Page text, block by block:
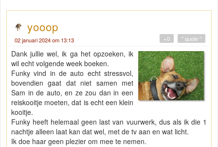
yooop
02 januari 2024 om 13:13 " quote "
+0
Dank jullie wel, ik ga het opzoeken, ik
wil echt volgende week boeken.
Funky vind in de auto echt stressvol,
bovendien gaat dat niet samen met
Sam in de auto, en ze zou dan in een
reiskooitje moeten, dat is echt een klein
kooitje.
Funky heeft helemaal geen last van vuurwerk, dus als ik die 1
nachtje alleen laat kan dat wel, met de tv aan en wat licht.
Ik doe haar geen plezier om mee te nemen.